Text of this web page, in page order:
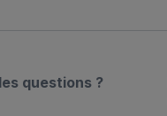
questions ?